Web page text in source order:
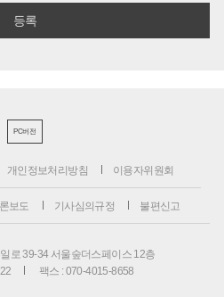
PC버전
개인정보처리방침 이용자위원회
보도 기사심의규정 불편신고
로 39-34 서울숲더스페이스 12층
팩스 : 070-4015-8658